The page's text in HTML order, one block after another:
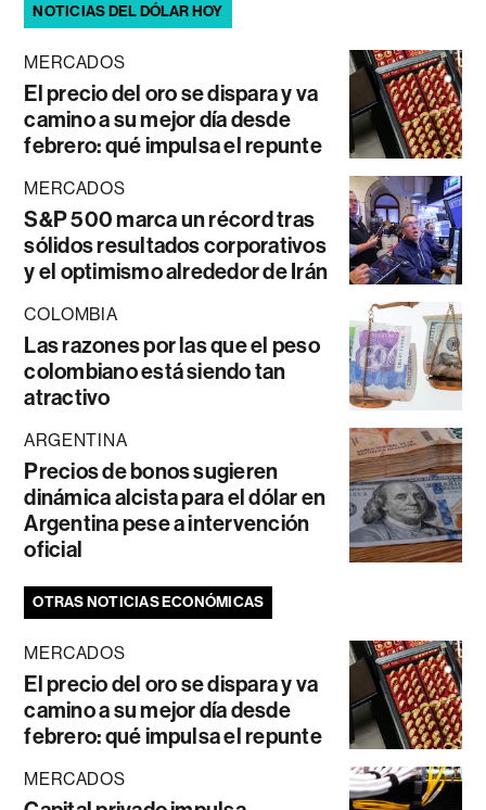
NOTICIAS DEL DÓLAR HOY
MERCADOS
El precio del oro se dispara y va
camino a su mejor día desde
febrero: qué impulsa el repunte
MERCADOS
S&P 500 marca un récord tras
sólidos resultados corporativos
y el optimismo alrededor de Irán
COLOMBIA
Las razones por las que el peso
colombiano está siendo tan
atractivo
ARGENTINA
Precios de bonos sugieren
dinámica alcista para el dólar en
Argentina pese a intervención
oficial
OTRAS NOTICIAS ECONÓMICAS
MERCADOS
El precio del oro se dispara y va
camino a su mejor día desde
febrero: qué impulsa el repunte
MERCADOS